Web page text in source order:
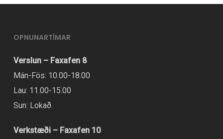
OPNUNARTÍMAR
Verslun – Faxafen 8
Mán-Fös: 10.00-18.00
Lau: 11.00-15.00
Sun: Lokað
Verkstæði – Faxafen 10